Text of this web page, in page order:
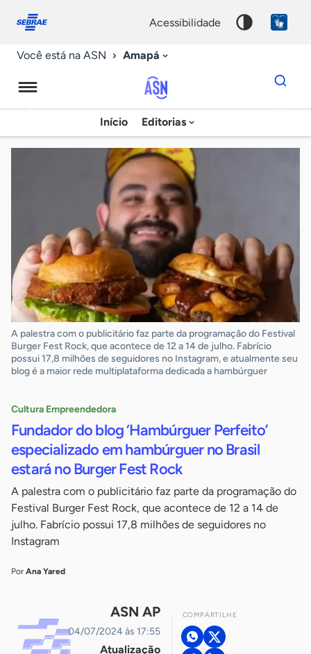
conosco
acessibilidade
Você está na ASN Amapá
Agência
Sebrae
de
Notícias
Início Editorias
Dados
para
chave
A palestra com o publicitário faz parte da programação do Festival
Burger Fest Rock, que acontece de 12 a 14 de julho. Fabrício
possui 17,8 milhões de seguidores no Instagram, e atualmente seu
blog é a maior rede multiplataforma dedicada a hambúrguer
Cultura Empreendedora
Fundador do blog ‘Hambúrguer Perfeito’
especializado em hambúrguer no Brasil
estará no Burger Fest Rock
A palestra com o publicitário faz parte da programação do
Festival Burger Fest Rock, que acontece de 12 a 14 de
julho. Fabrício possui 17,8 milhões de seguidores no
Instagram
Por Ana Yared
ASN AP
04/07/2024 às 17:55
Atualização
COMPARTILHE